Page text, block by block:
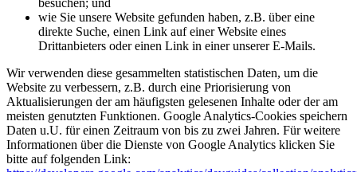
besuchen; und
wie Sie unsere Website gefunden haben, z.B. über eine
direkte Suche, einen Link auf einer Website eines
Drittanbieters oder einen Link in einer unserer E-Mails.
Wir verwenden diese gesammelten statistischen Daten, um die
Website zu verbessern, z.B. durch eine Priorisierung von
Aktualisierungen der am häufigsten gelesenen Inhalte oder der am
meisten genutzten Funktionen. Google Analytics-Cookies speichern
Daten u.U. für einen Zeitraum von bis zu zwei Jahren. Für weitere
Informationen über die Dienste von Google Analytics klicken Sie
bitte auf folgenden Link: